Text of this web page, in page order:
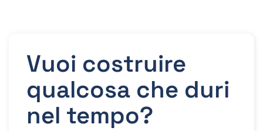
Vuoi costruire
qualcosa che duri
nel tempo?